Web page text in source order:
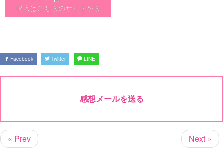
購入はこちらのサイトから
Facebook Twitter LINE
感想メールを送る
« Prev Next »